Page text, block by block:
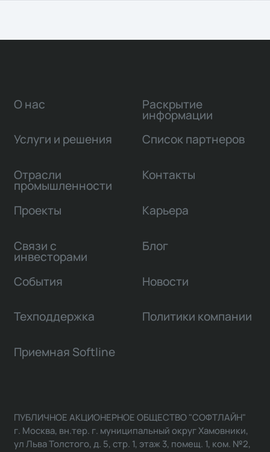
О нас
Услуги и решения
Отрасли
промышленности
Проекты
Связи с
инвесторами
Раскрытие
информации
Список партнеров
Контакты
Карьера
Блог
События Новости
Техподдержка Политики компании
Приемная Softline
ПУБЛИЧНОЕ АКЦИОНЕРНОЕ ОБЩЕСТВО "СОФТЛАЙН"
г. Москва, вн.тер. г. муниципальный округ Хамовники,
ул Льва Толстого, д. 5, стр. 1, этаж 3, помещ. 1, ком. №2,